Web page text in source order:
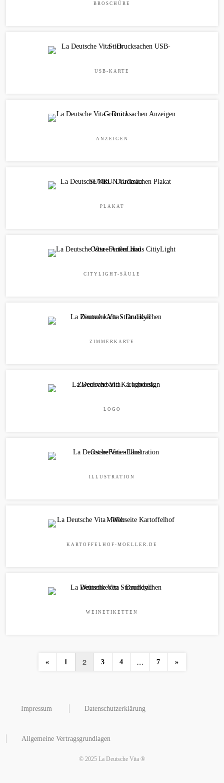
BROSCHÜRE
USB-KARTE
ANZEIGEN
PLAKAT
CITYLIGHT-SÄULE
ZIMMERKARTE
LOGO
ILLUSTRATION
KARTOFFELHOF-MOELLER.DE
WEINETIKETTEN
« 1 2 3 4 … 7 »
Impressum Datenschutzerklärung
Allgemeine Vertragsgrundlagen
© 2025 La Deutsche Vita ®